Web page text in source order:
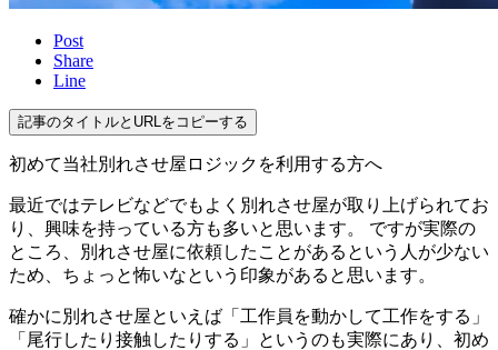
Post
Share
Line
記事のタイトルとURLをコピーする
初めて当社別れさせ屋ロジックを利用する方へ
最近ではテレビなどでもよく別れさせ屋が取り上げられてお
り、興味を持っている方も多いと思います。 ですが実際の
ところ、別れさせ屋に依頼したことがあるという人が少ない
ため、ちょっと怖いなという印象があると思います。
確かに別れさせ屋といえば「工作員を動かして工作をする」
「尾行したり接触したりする」というのも実際にあり、初め